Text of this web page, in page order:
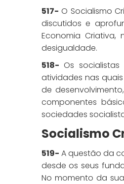
517- O Socialismo
discutidos e
Economia
desigualdade.
518- Os
atividades nas
de
componentes
sociedades
Socialismo
519- A questão da
desde os seus
No momento da